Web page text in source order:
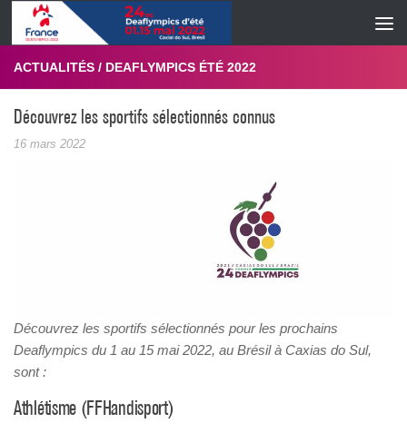
Skip to content
ACTUALITÉS / DEAFLYMPICS ÉTÉ 2022
Découvrez les sportifs sélectionnés connus
16 mars 2022
Découvrez les sportifs sélectionnés pour les prochains
Deaflympics du 1 au 15 mai 2022, au Brésil à Caxias do Sul,
sont :
Athlétisme (FFHandisport)